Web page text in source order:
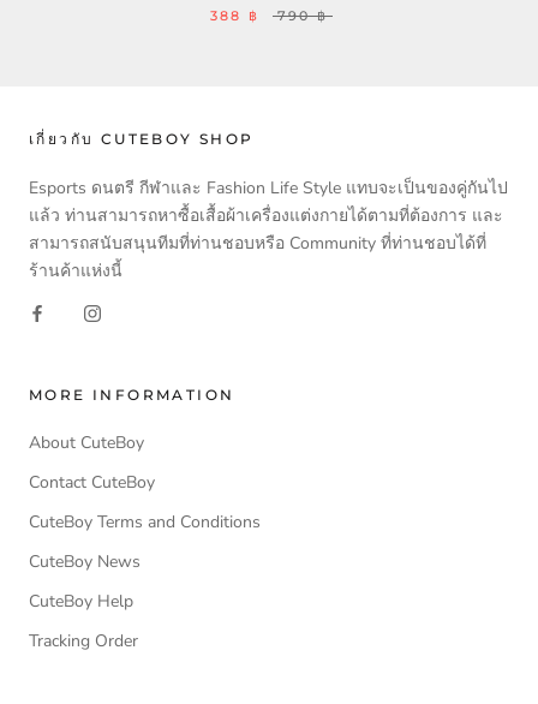
388 ฿
790 ฿
เกี่ยวกับ CUTEBOY SHOP
Esports ดนตรี กีฬาและ Fashion Life Style แทบจะเป็นของคู่กันไป
แล้ว ท่านสามารถหาซื้อเสื้อผ้าเครื่องแต่งกายได้ตามที่ต้องการ และ
สามารถสนับสนุนทีมที่ท่านชอบหรือ Community ที่ท่านชอบได้ที่
ร้านค้าแห่งนี้
MORE INFORMATION
About CuteBoy
Contact CuteBoy
CuteBoy Terms and Conditions
CuteBoy News
CuteBoy Help
Tracking Order